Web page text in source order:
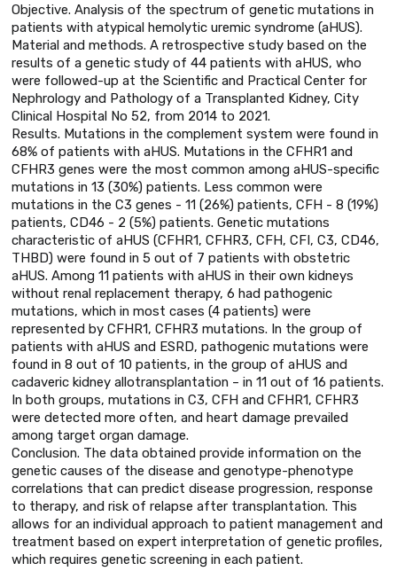
Objective. Analysis of the spectrum of genetic mutations in
patients with atypical hemolytic uremic syndrome (aHUS).
Material and methods. A retrospective study based on the
results of a genetic study of 44 patients with aHUS, who
were followed-up at the Scientific and Practical Center for
Nephrology and Pathology of a Transplanted Kidney, City
Clinical Hospital No 52, from 2014 to 2021.
Results. Mutations in the complement system were found in
68% of patients with aHUS. Mutations in the CFHR1 and
CFHR3 genes were the most common among aHUS-specific
mutations in 13 (30%) patients. Less common were
mutations in the C3 genes - 11 (26%) patients, CFH - 8 (19%)
patients, CD46 - 2 (5%) patients. Genetic mutations
characteristic of aHUS (CFHR1, CFHR3, CFH, CFI, C3, CD46,
THBD) were found in 5 out of 7 patients with obstetric
aHUS. Among 11 patients with aHUS in their own kidneys
without renal replacement therapy, 6 had pathogenic
mutations, which in most cases (4 patients) were
represented by CFHR1, CFHR3 mutations. In the group of
patients with aHUS and ESRD, pathogenic mutations were
found in 8 out of 10 patients, in the group of aHUS and
cadaveric kidney allotransplantation – in 11 out of 16 patients.
In both groups, mutations in C3, CFH and CFHR1, CFHR3
were detected more often, and heart damage prevailed
among target organ damage.
Conclusion. The data obtained provide information on the
genetic causes of the disease and genotype-phenotype
correlations that can predict disease progression, response
to therapy, and risk of relapse after transplantation. This
allows for an individual approach to patient management and
treatment based on expert interpretation of genetic profiles,
which requires genetic screening in each patient.